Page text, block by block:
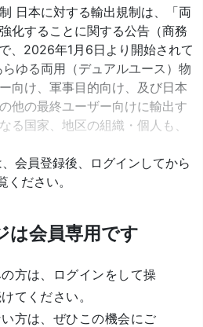
日本に対する輸出規制は、「両
化することに関する公告（商務
、2026年1月6日より開始されて
ゆる両用（デュアルユース）物
向け、軍事目的向け、及び日本
他の最終ユーザー向けに輸出す
る国家、地区の組織・個人も、
会員登録後、ログインしてから
ください。
は会員専用です
方は、ログインをして操
てください。
方は、ぜひこの機会にご